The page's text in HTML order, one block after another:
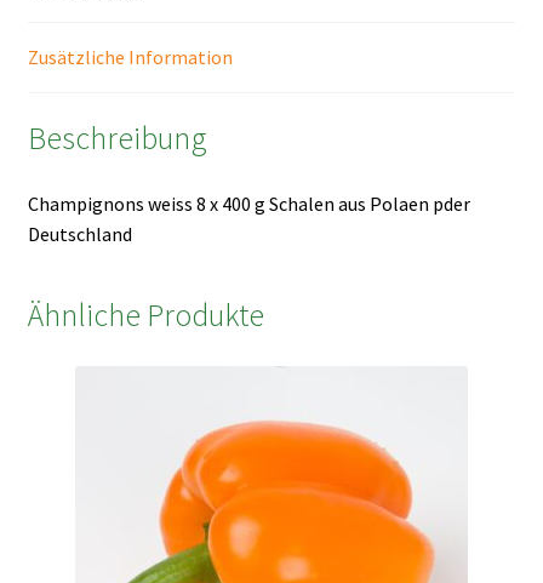
Zusätzliche Information
Beschreibung
Champignons weiss 8 x 400 g Schalen aus Polaen pder
Deutschland
Ähnliche Produkte